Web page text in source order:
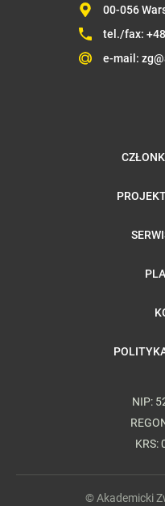
00-056
tel./fax:
e-mail:
NIP:
KRS:
© Akademicki